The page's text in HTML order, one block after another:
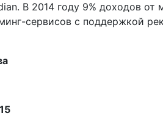
В 2014 году 9% доходов от
сервисов с поддержкой